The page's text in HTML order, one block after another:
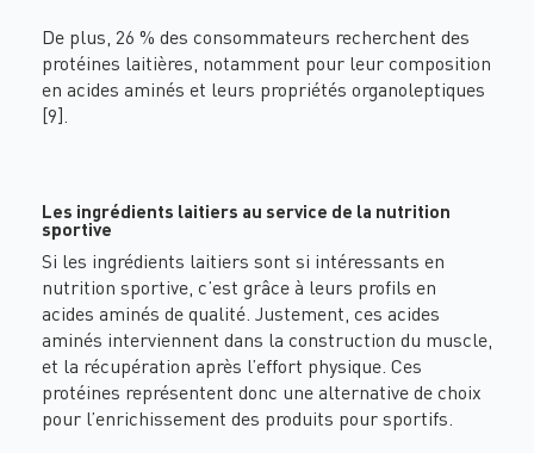
De plus, 26 % des consommateurs recherchent des
protéines laitières, notamment pour leur composition
en acides aminés et leurs propriétés organoleptiques
[9].
Les ingrédients laitiers au service de la nutrition
sportive
Si les ingrédients laitiers sont si intéressants en
nutrition sportive, c’est grâce à leurs profils en
acides aminés de qualité. Justement, ces acides
aminés interviennent dans la construction du muscle,
et la récupération après l’effort physique. Ces
protéines représentent donc une alternative de choix
pour l’enrichissement des produits pour sportifs.